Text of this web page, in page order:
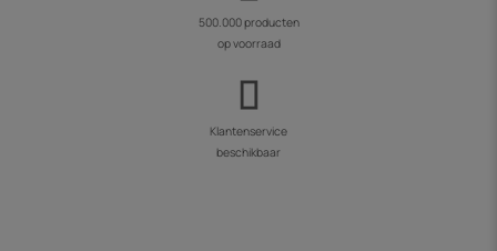
500.000 producten
op voorraad
Klantenservice
beschikbaar